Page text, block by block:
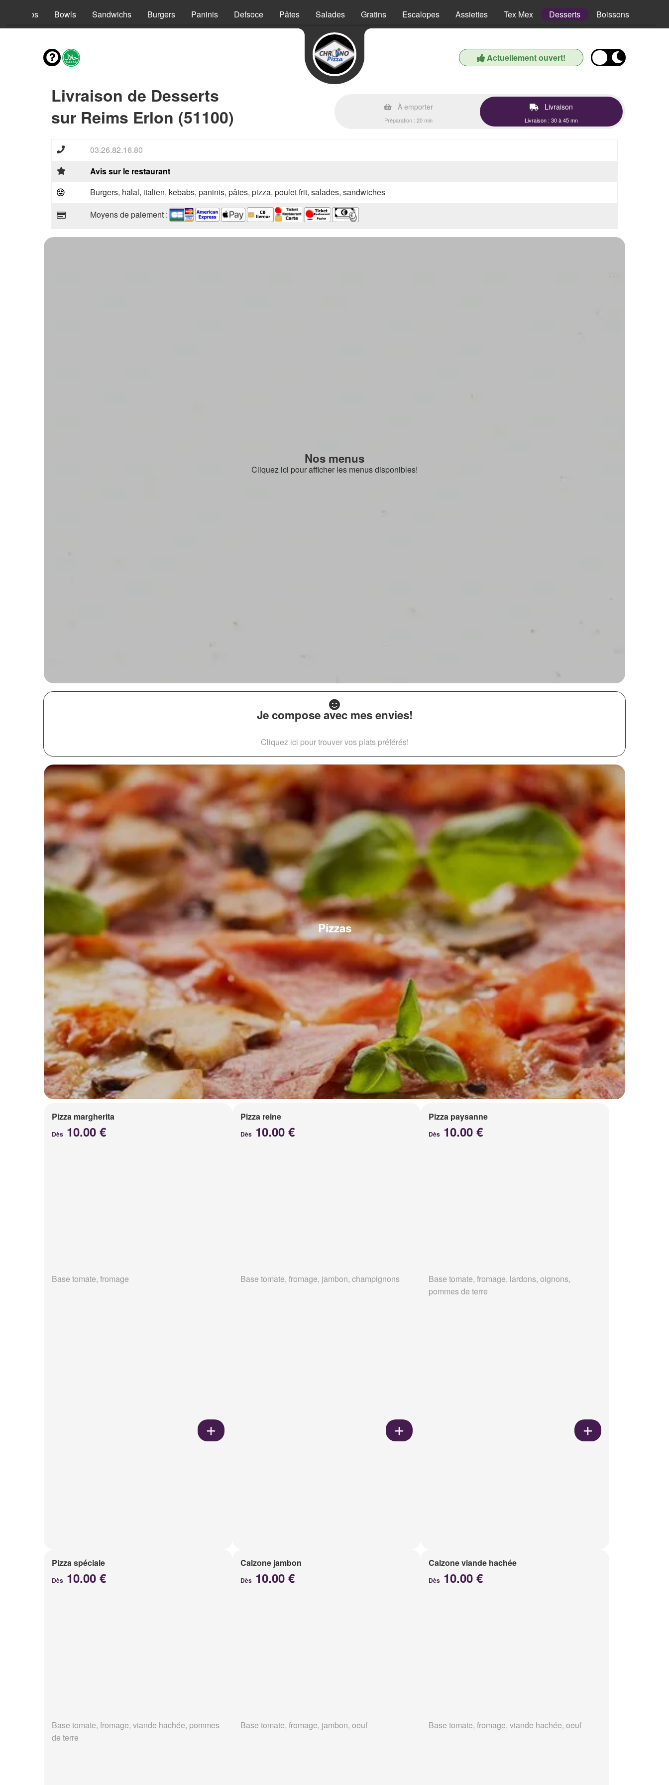
Tacos Bowls Sandwichs Burgers Paninis Defsoce Pâtes Salades Gratins Escalopes Assiettes Tex Mex Desserts Boissons
Actuellement ouvert!
Livraison de Desserts
sur Reims Erlon (51100)
À emporter
Préparation : 20 min
Livraison
Livraison : 30 à 45 mn
03.26.82.16.80
Avis sur le restaurant
Burgers, halal, italien, kebabs, paninis, pâtes, pizza, poulet frit, salades, sandwiches
Moyens de paiement :
Nos menus
Cliquez ici pour afficher les menus disponibles!
Je compose avec mes envies!
Cliquez ici pour trouver vos plats préférés!
Pizzas
Pizza margherita
Dès 10.00 €
Base tomate, fromage
Pizza reine
Dès10.00 €
Base tomate, fromage, jambon, champignons
Pizza paysanne
Dès 10.00 €
Base tomate, fromage, lardons, oignons,
pommes de terre
Pizza spéciale
Dès 10.00 €
Base tomate, fromage, viande hachée, pommes
de terre
Calzone jambon
Dès10.00 €
Base tomate, fromage, jambon, oeuf
Calzone viande hachée
Dès 10.00 €
Base tomate, fromage, viande hachée, oeuf